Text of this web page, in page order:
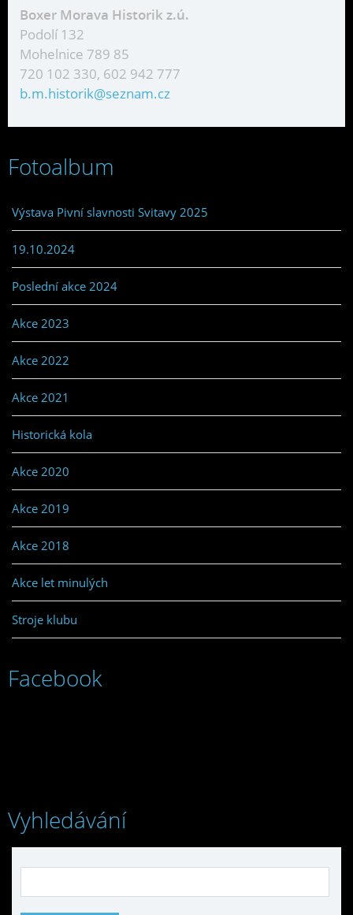
Boxer Morava Historik z.ú.
Podolí 132
Mohelnice 789 85
720 102 330, 602 942 777
b.m.historik@seznam.cz
Fotoalbum
Výstava Pivní slavnosti Svitavy 2025
19.10.2024
Poslední akce 2024
Akce 2023
Akce 2022
Akce 2021
Historická kola
Akce 2020
Akce 2019
Akce 2018
Akce let minulých
Stroje klubu
Facebook
Vyhledávání